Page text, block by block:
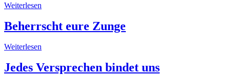
Weiterlesen
Beherrscht eure Zunge
Weiterlesen
Jedes Versprechen bindet uns